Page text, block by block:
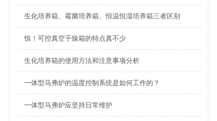
生化培养箱、霉菌培养箱、恒温恒湿培养箱三者区别
惊！可控真空干燥箱的特点真不少
生化培养箱的使用方法和注意事项分析
一体型马弗炉的温度控制系统是如何工作的？
一体型马弗炉应坚持日常维护